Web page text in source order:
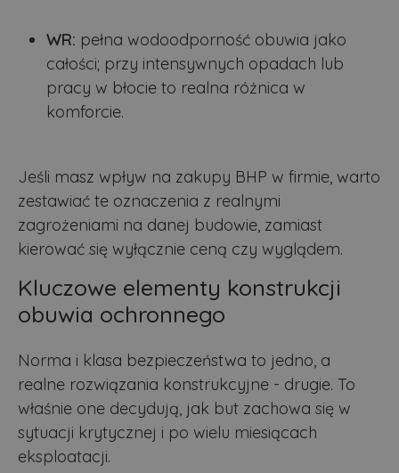
WR: pełna wodoodporność obuwia jako
całości; przy intensywnych opadach lub
pracy w błocie to realna różnica w
komforcie.
Jeśli masz wpływ na zakupy BHP w firmie, warto
zestawiać te oznaczenia z realnymi
zagrożeniami na danej budowie, zamiast
kierować się wyłącznie ceną czy wyglądem.
Kluczowe elementy konstrukcji
obuwia ochronnego
Norma i klasa bezpieczeństwa to jedno, a
realne rozwiązania konstrukcyjne - drugie. To
właśnie one decydują, jak but zachowa się w
sytuacji krytycznej i po wielu miesiącach
eksploatacji.